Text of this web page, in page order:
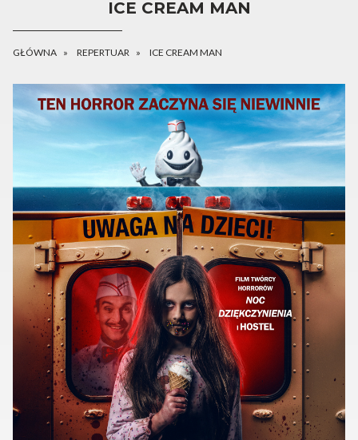
ICE CREAM MAN
GŁÓWNA REPERTUAR ICE CREAM MAN